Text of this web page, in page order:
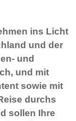
ins Licht
und der
und
und mit
sowie mit
durchs
sollen Ihre